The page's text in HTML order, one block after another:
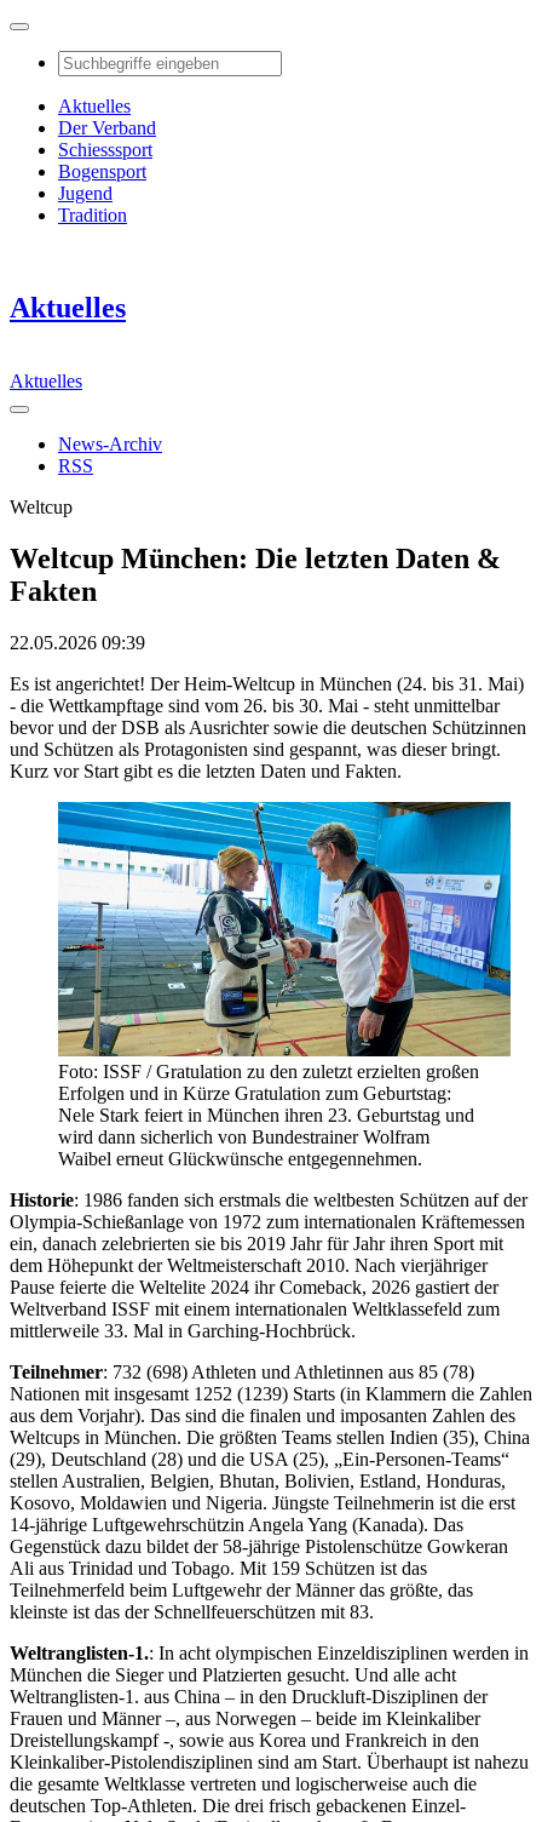
Aktuelles
Der Verband
Schiesssport
Bogensport
Jugend
Tradition
Aktuelles
Aktuelles
News-Archiv
RSS
Weltcup
Weltcup München: Die letzten Daten &
Fakten
22.05.2026 09:39
Es ist angerichtet! Der Heim-Weltcup in München (24. bis 31. Mai)
- die Wettkampftage sind vom 26. bis 30. Mai - steht unmittelbar
bevor und der DSB als Ausrichter sowie die deutschen Schützinnen
und Schützen als Protagonisten sind gespannt, was dieser bringt.
Kurz vor Start gibt es die letzten Daten und Fakten.
Foto: ISSF / Gratulation zu den zuletzt erzielten großen
Erfolgen und in Kürze Gratulation zum Geburtstag:
Nele Stark feiert in München ihren 23. Geburtstag und
wird dann sicherlich von Bundestrainer Wolfram
Waibel erneut Glückwünsche entgegennehmen.
Historie: 1986 fanden sich erstmals die weltbesten Schützen auf der
Olympia-Schießanlage von 1972 zum internationalen Kräftemessen
ein, danach zelebrierten sie bis 2019 Jahr für Jahr ihren Sport mit
dem Höhepunkt der Weltmeisterschaft 2010. Nach vierjähriger
Pause feierte die Weltelite 2024 ihr Comeback, 2026 gastiert der
Weltverband ISSF mit einem internationalen Weltklassefeld zum
mittlerweile 33. Mal in Garching-Hochbrück.
Teilnehmer: 732 (698) Athleten und Athletinnen aus 85 (78)
Nationen mit insgesamt 1252 (1239) Starts (in Klammern die Zahlen
aus dem Vorjahr). Das sind die finalen und imposanten Zahlen des
Weltcups in München. Die größten Teams stellen Indien (35), China
(29), Deutschland (28) und die USA (25), „Ein-Personen-Teams“
stellen Australien, Belgien, Bhutan, Bolivien, Estland, Honduras,
Kosovo, Moldawien und Nigeria. Jüngste Teilnehmerin ist die erst
14-jährige Luftgewehrschützin Angela Yang (Kanada). Das
Gegenstück dazu bildet der 58-jährige Pistolenschütze Gowkeran
Ali aus Trinidad und Tobago. Mit 159 Schützen ist das
Teilnehmerfeld beim Luftgewehr der Männer das größte, das
kleinste ist das der Schnellfeuerschützen mit 83.
Weltranglisten-1.: In acht olympischen Einzeldisziplinen werden in
München die Sieger und Platzierten gesucht. Und alle acht
Weltranglisten-1. aus China – in den Druckluft-Disziplinen der
Frauen und Männer –, aus Norwegen – beide im Kleinkaliber
Dreistellungskampf -, sowie aus Korea und Frankreich in den
Kleinkaliber-Pistolendisziplinen sind am Start. Überhaupt ist nahezu
die gesamte Weltklasse vertreten und logischerweise auch die
deutschen Top-Athleten. Die drei frisch gebackenen Einzel-